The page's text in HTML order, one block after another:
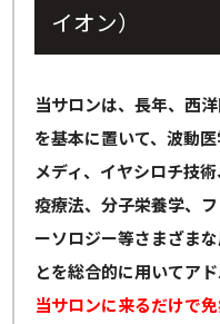
イオン）
当サロンは、長年、西
を基本に置いて、波動
メディ、イヤシロチ技
疫療法、分子栄養学、
ーソロジー等さまざま
とを総合的に用いてア
当サロンに来るだけで